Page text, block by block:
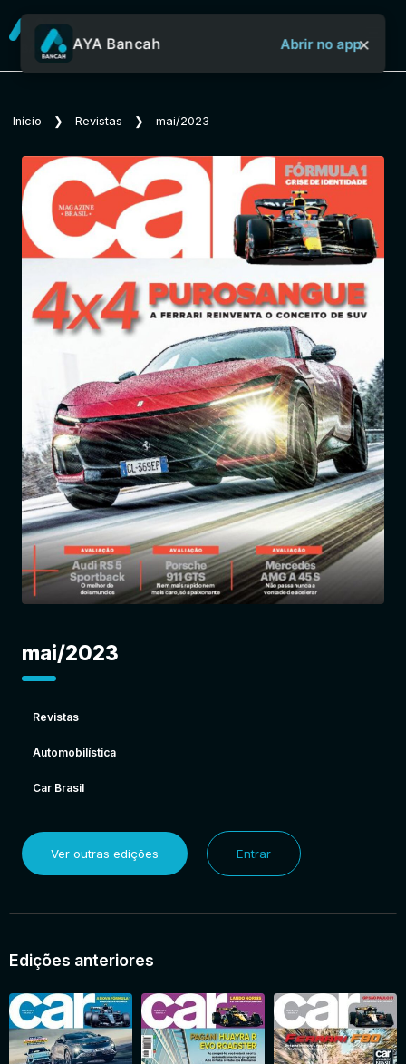
Sobre o Aya Bancah
Início
Revistas
Jornais
Notícias
Entrar
AYA Bancah Abrir no app×
Início ❯ Revistas ❯ mai/2023
mai/2023
Revistas
Automobilística
Car Brasil
Ver outras edições Entrar
Edições anteriores